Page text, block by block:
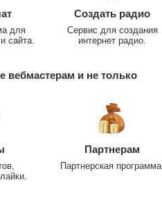
для
сайта.
Создать радио
Сервис для создания
интернет радио.
вебмастерам и не только
Партнерам
Партнерская программа.